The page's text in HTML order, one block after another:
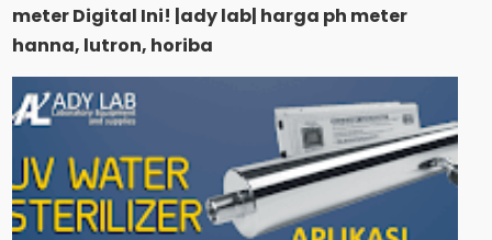
meter Digital Ini! |ady lab| harga ph meter
hanna, lutron, horiba